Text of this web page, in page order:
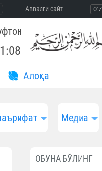
Aввалги сайт O`Z
Aлоқа
Медиа
ОБУНА БЎЛИНГ